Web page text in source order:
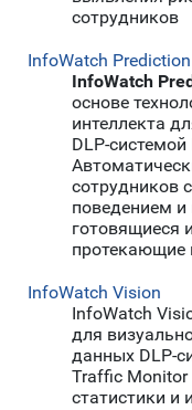
сотрудников
InfoWatch Prediction
InfoWatch
основе
интеллекта
DLP-
сотрудников
поведением и
готовящиеся
протекающие
InfoWatch Vision
InfoWatch
для
данных DLP-
Traffic Monitor
статистики и